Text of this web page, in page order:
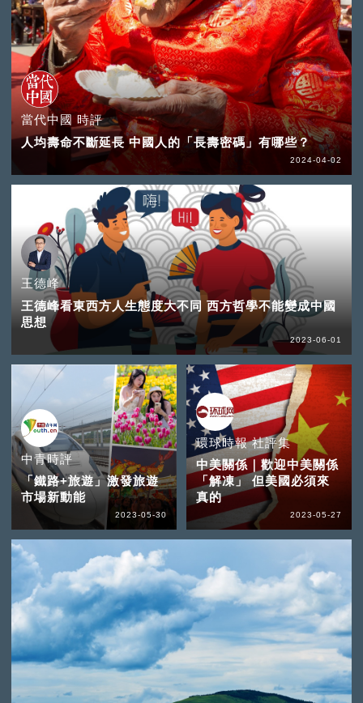
當代中國 時評
人均壽命不斷延長 中國人的「長壽密碼」有哪些？
2024-04-02
王德峰
王德峰看東西方人生態度大不同 西方哲學不能變成中國
思想
2023-06-01
中青時評
「鐵路+旅遊」激發旅遊
市場新動能
2023-05-30
環球時報 社評集
中美關係｜歡迎中美關係
「解凍」 但美國必須來
真的
2023-05-27